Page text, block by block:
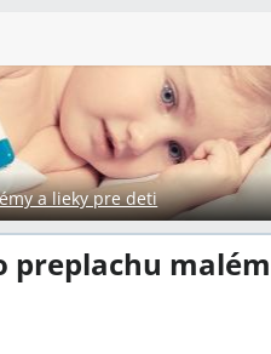
a lieky pre deti
preplachu